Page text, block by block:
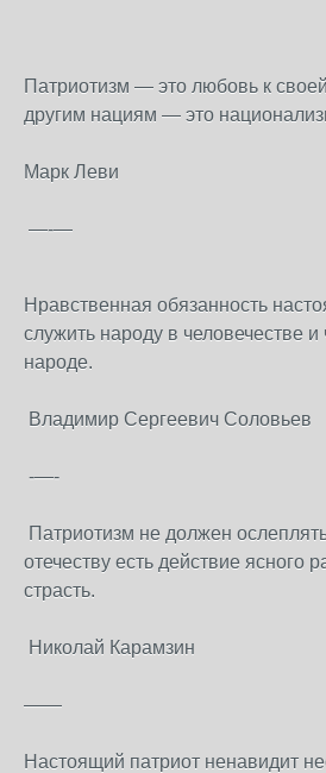
Патриотизм — это любовь к
другим нациям — это
Марк Леви
—-—
Нравственная обязанность
служить народу в человечестве и
народе.
Владимир Сергеевич Соловьев
-—-
Патриотизм не должен
отечеству есть действие ясного
страсть.
Николай Карамзин
——
Настоящий патриот ненавидит